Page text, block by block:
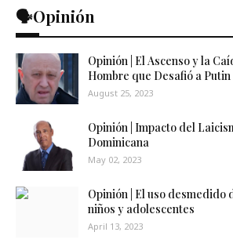
🗣️Opinión
Opinión | El Ascenso y la
Hombre que Desafió a Putin
August 25, 2023
Opinión | Impacto del
Dominicana
May 02, 2023
Opinión | El uso desmedido
niños y adolescentes
April 13, 2023